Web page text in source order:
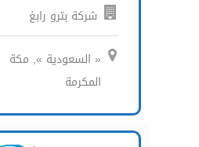
شركة بترو رابغ
« السعودية », مكة
المكرمة